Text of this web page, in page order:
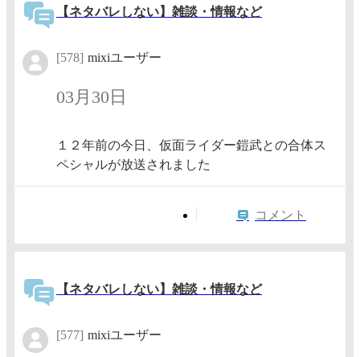
【ネタバレしない】雑談・情報など
[578] mixiユーザー
03月30日
１２年前の今日、仮面ライダー鎧武との合体ス
ペシャルが放送されました
コメント
【ネタバレしない】雑談・情報など
[577] mixiユーザー